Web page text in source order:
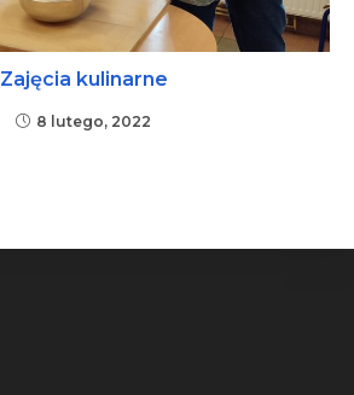
Zajęcia kulinarne
8 lutego, 2022